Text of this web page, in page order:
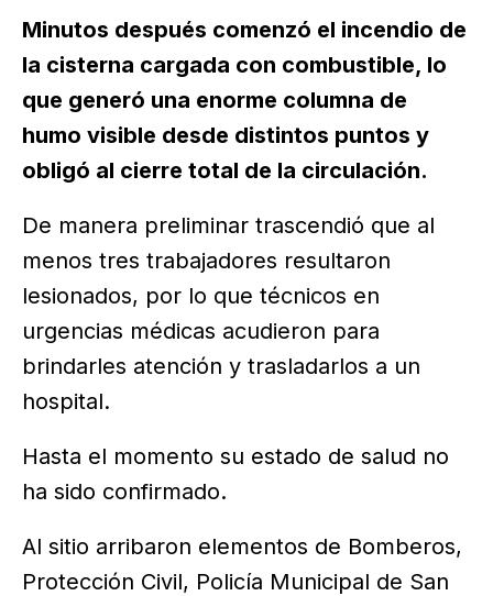
Minutos después comenzó el incendio de
la cisterna cargada con combustible, lo
que generó una enorme columna de
humo visible desde distintos puntos y
obligó al cierre total de la circulación.
De manera preliminar trascendió que al
menos tres trabajadores resultaron
lesionados, por lo que técnicos en
urgencias médicas acudieron para
brindarles atención y trasladarlos a un
hospital.
Hasta el momento su estado de salud no
ha sido confirmado.
Al sitio arribaron elementos de Bomberos,
Protección Civil, Policía Municipal de San